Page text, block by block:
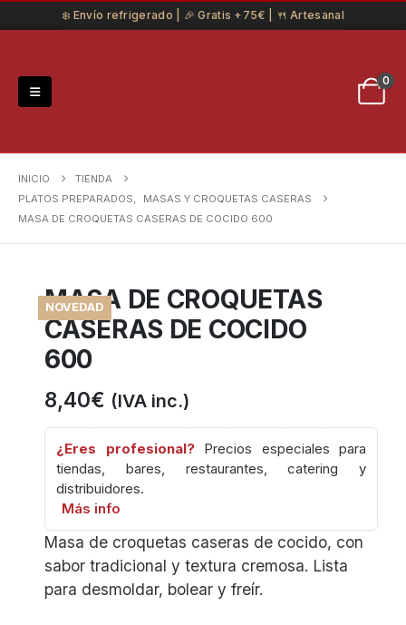
❄️ Envío refrigerado | 🎉 Gratis +75€ | 🍴 Artesanal
0
INICIO
TIENDA
PLATOS PREPARADOS,
MASAS Y CROQUETAS CASERAS
MASA DE CROQUETAS CASERAS DE COCIDO 600
NOVEDAD
MASA DE CROQUETAS
CASERAS DE COCIDO
600
8,40€ (IVA inc.)
¿Eres profesional?Precios especiales para
tiendas, bares, restaurantes, catering y
distribuidores.
Más info
Masa de croquetas caseras de cocido, con
sabor tradicional y textura cremosa. Lista
para desmoldar, bolear y freír.